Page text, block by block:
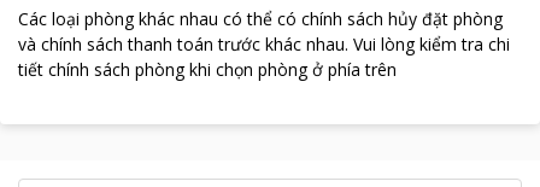
Các loại phòng khác nhau có thể có chính sách hủy đặt phòng
và chính sách thanh toán trước khác nhau. Vui lòng kiểm tra chi
tiết chính sách phòng khi chọn phòng ở phía trên